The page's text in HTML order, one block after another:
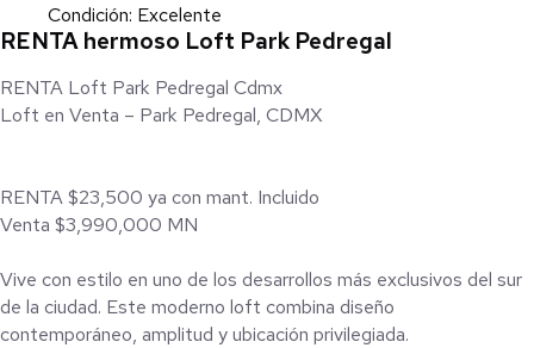
Condición: Excelente
RENTA hermoso Loft Park Pedregal
RENTA Loft Park Pedregal Cdmx
Loft en Venta – Park Pedregal, CDMX
RENTA $23,500 ya con mant. Incluido
Venta $3,990,000 MN
Vive con estilo en uno de los desarrollos más exclusivos del sur
de la ciudad. Este moderno loft combina diseño
contemporáneo, amplitud y ubicación privilegiada.